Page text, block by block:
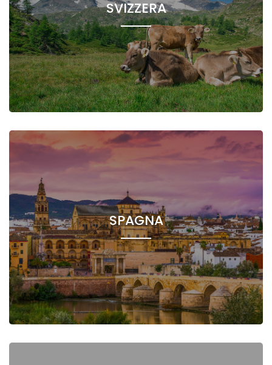
SVIZZERA
SPAGNA